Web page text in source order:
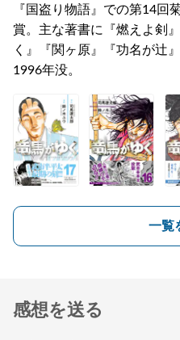
『国盗り物語』での第14回
賞。主な著書に『燃えよ剣
く』『関ヶ原』『功名が辻
1996年没。
一覧
感想を送る